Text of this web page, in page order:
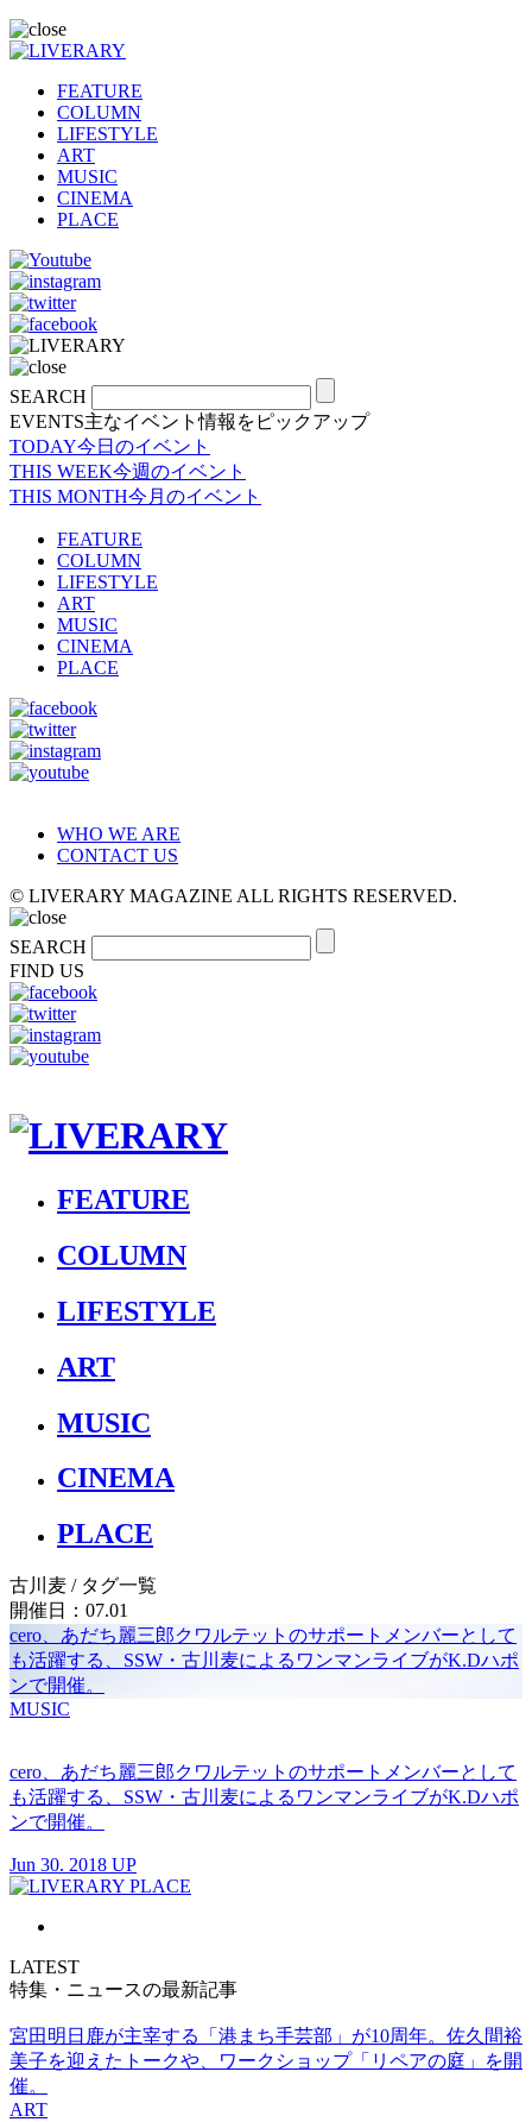
FEATURE
COLUMN
LIFESTYLE
ART
MUSIC
CINEMA
PLACE
SEARCH
EVENTS主なイベント情報をピックアップ
TODAY今日のイベント
THIS WEEK今週のイベント
THIS MONTH今月のイベント
FEATURE
COLUMN
LIFESTYLE
ART
MUSIC
CINEMA
PLACE
WHO WE ARE
CONTACT US
© LIVERARY MAGAZINE ALL RIGHTS RESERVED.
SEARCH
FIND US
FEATURE
COLUMN
LIFESTYLE
ART
MUSIC
CINEMA
PLACE
古川麦 / タグ一覧
開催日：07.01
cero、あだち麗三郎クワルテットのサポートメンバーとして
も活躍する、SSW・古川麦によるワンマンライブがK.Dハポ
ンで開催。
MUSIC
cero、あだち麗三郎クワルテットのサポートメンバーとして
も活躍する、SSW・古川麦によるワンマンライブがK.Dハポ
ンで開催。
Jun 30. 2018 UP
LATEST
特集・ニュースの最新記事
宮田明日鹿が主宰する「港まち手芸部」が10周年。佐久間裕
美子を迎えたトークや、ワークショップ「リペアの庭」を開
催。
ART